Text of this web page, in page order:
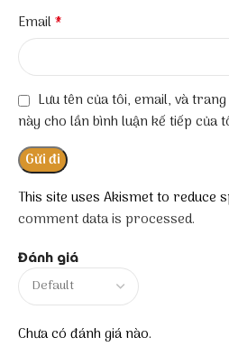
Đánh giá
Chưa có đánh giá nào.
Email*
Lưu tên của tôi, email, và
này cho lần bình luận kế tiếp của
This site uses Akismet to reduce
comment data is processed.